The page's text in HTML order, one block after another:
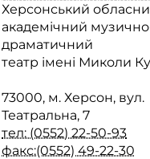
Херсонський
академічний
драматичний
театр імені Миколи
73000, м. Херсон, вул.
Театральна, 7
тел: (0552) 22-50-93
факс:(0552) 49-22-30